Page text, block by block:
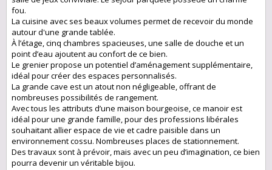
fou.
La cuisine avec ses beaux volumes permet de recevoir du monde
autour d'une grande tablée.
À l’étage, cinq chambres spacieuses, une salle de douche et un
point d’eau ajoutent au confort de ce bien.
Le grenier propose un potentiel d’aménagement supplémentaire,
idéal pour créer des espaces personnalisés.
La grande cave est un atout non négligeable, offrant de
nombreuses possibilités de rangement.
Avec tous les attributs d’une maison bourgeoise, ce manoir est
idéal pour une grande famille, pour des professions libérales
souhaitant allier espace de vie et cadre paisible dans un
environnement cossu. Nombreuses places de stationnement.
Des travaux sont à prévoir, mais avec un peu d’imagination, ce bien
pourra devenir un véritable bijou.